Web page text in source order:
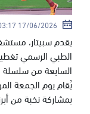
17/06/2026 03:17 م
يقدم سبيتار،
الطبي الرسمي
بمشاركة نخبة من